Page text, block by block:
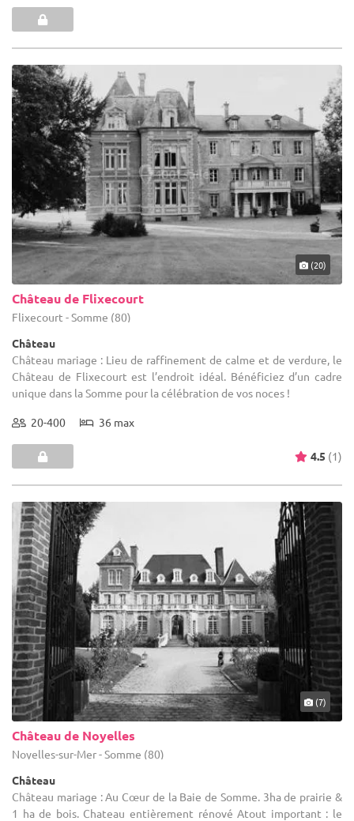
(20)
Château de Flixecourt
Flixecourt - Somme (80)
Château
Château mariage : Lieu de raffinement de calme et de verdure, le
Château de Flixecourt est l’endroit idéal. Bénéficiez d’un cadre
unique dans la Somme pour la célébration de vos noces !
20-400 36 max
4.5 (1)
(7)
Château de Noyelles
Noyelles-sur-Mer - Somme (80)
Château
Château mariage : Au Cœur de la Baie de Somme. 3ha de prairie &
1 ha de bois. Chateau entièrement rénové Atout important : le